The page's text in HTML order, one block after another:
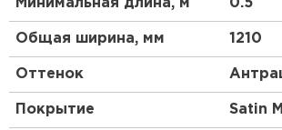
Минимальная длина, м 0.5
Общая ширина, мм 1210
Оттенок
Покрытие Satin